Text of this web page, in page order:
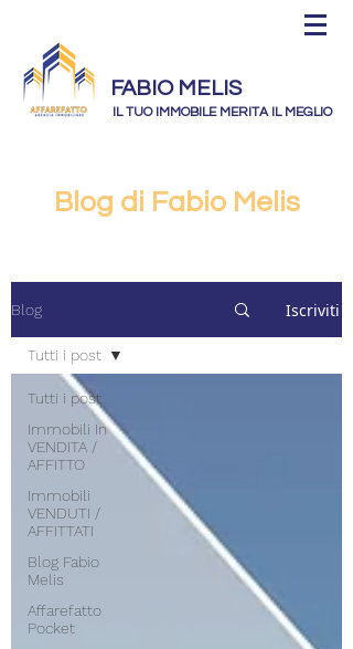
FABIO MELIS
IL TUO IMMOBILE MERITA IL MEGLIO
Blog di Fabio Melis
Blog Iscriviti
Tutti i post
Immobili In
VENDITA /
AFFITTO
Immobili
VENDUTI /
AFFITTATI
Blog Fabio
Melis
Affarefatto
Pocket
Tutti i post